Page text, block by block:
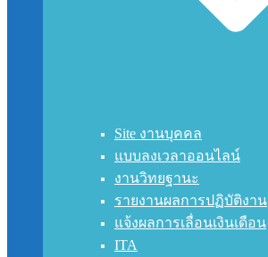
Site งานบุคคล
แบบลงเวลาออนไลน์
งานวิทยฐานะ
รายงานผลการปฏิบัติงาน
แจ้งผลการเลื่อนเงินเดือน
ITA